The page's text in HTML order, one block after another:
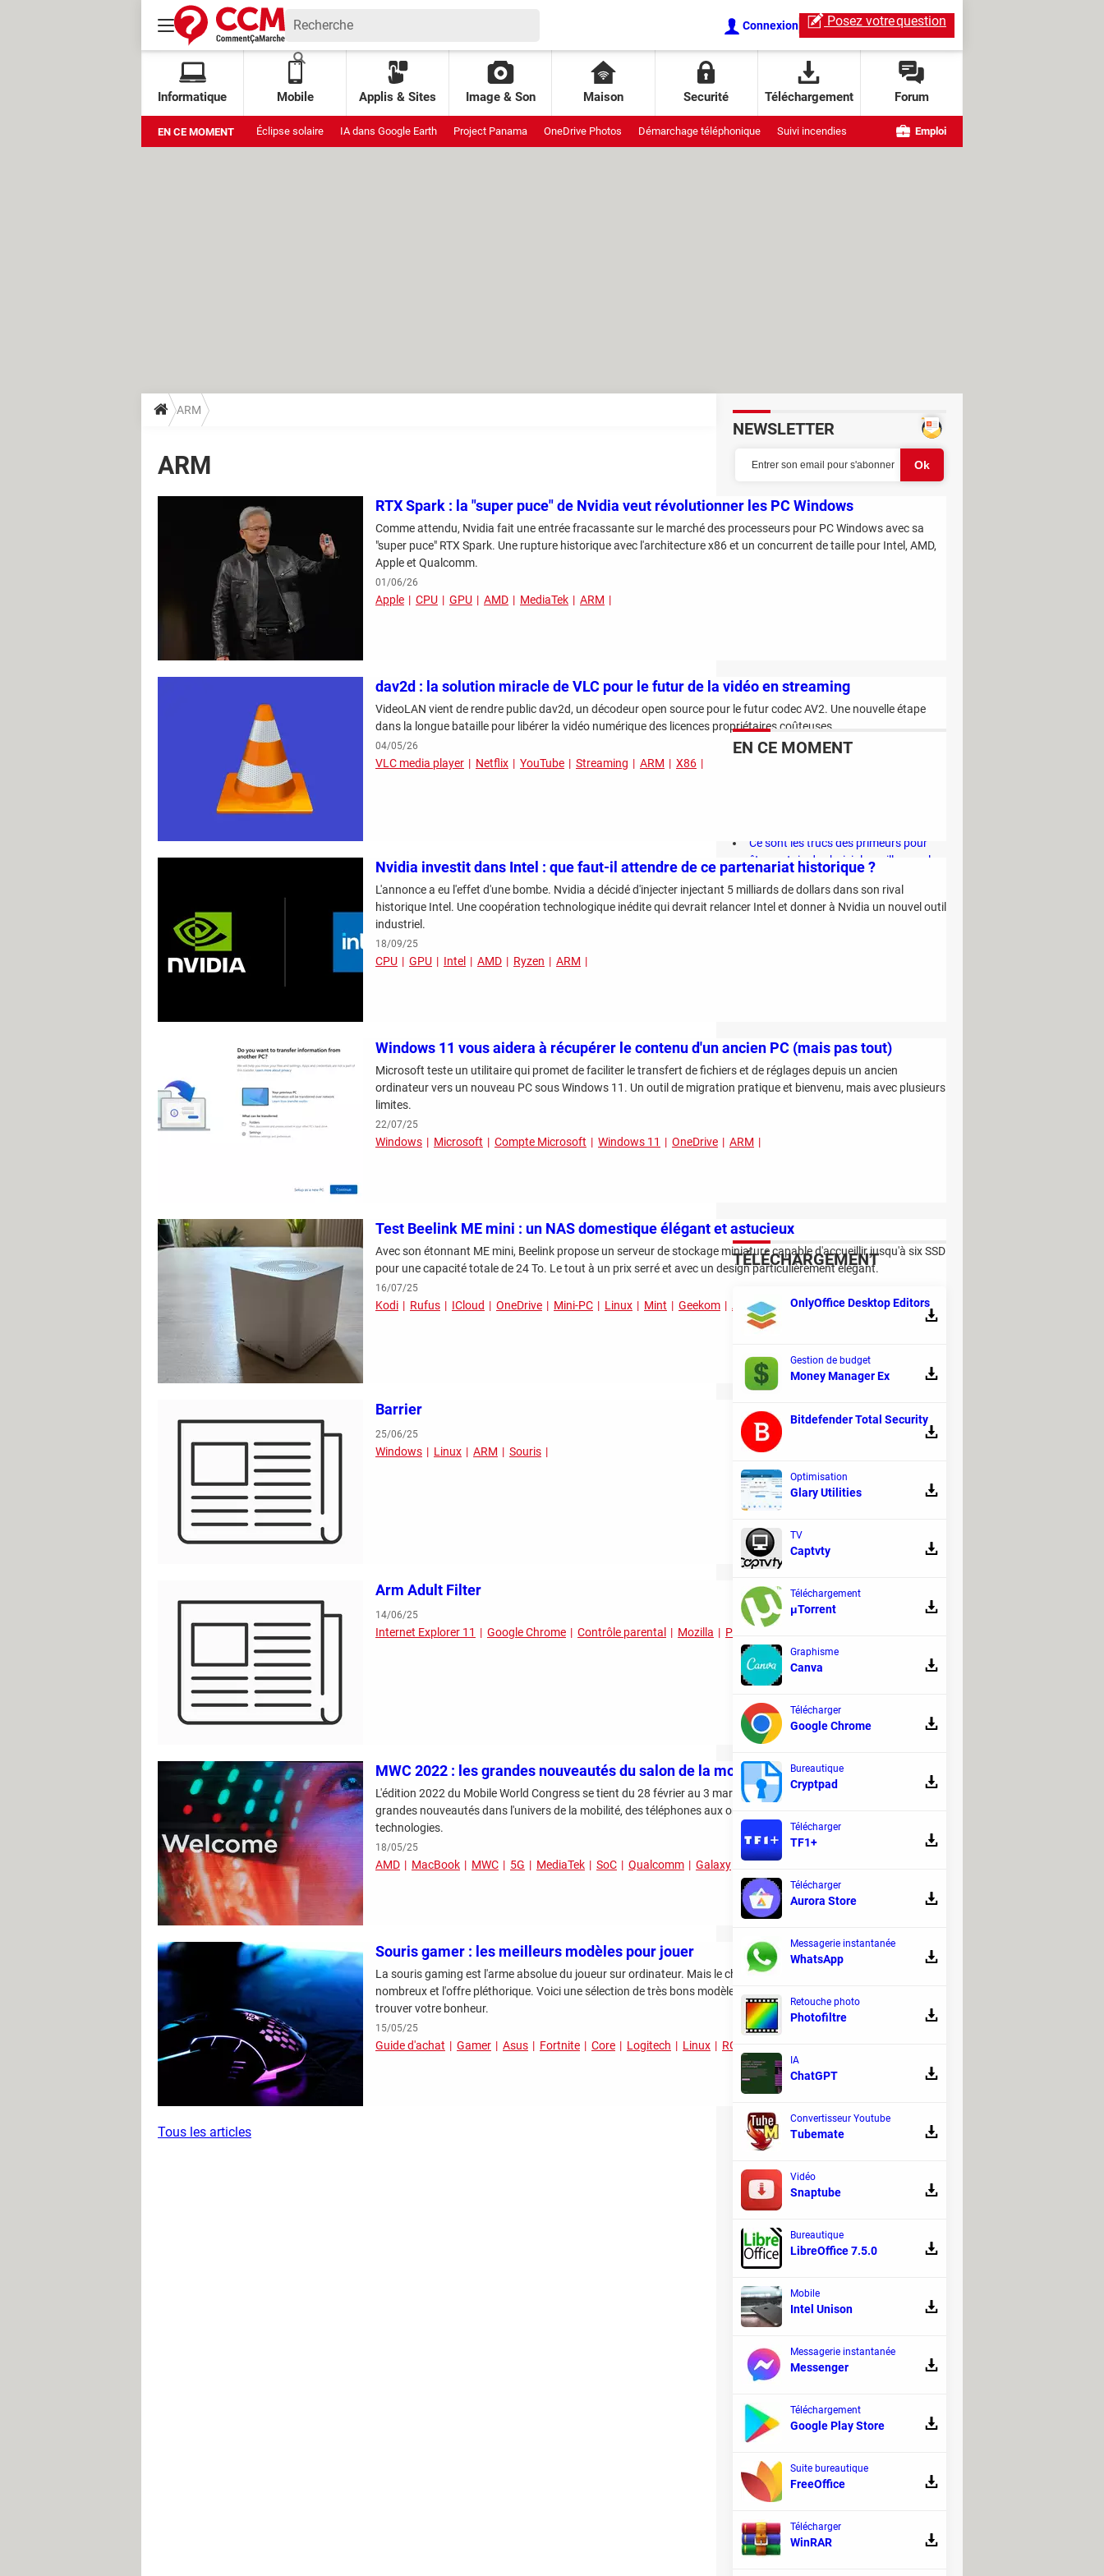
Connexion Posez votrequestion
Informatique Mobile Applis & Sites Image & Son Maison Securité Téléchargement Forum
EN CE MOMENT Éclipse solaire IA dans Google Earth Project Panama OneDrive Photos Démarchage téléphonique Suivi incendies Emploi
ARM
ARM
RTX Spark : la "super puce" de Nvidia veut révolutionner les PC Windows
Comme attendu, Nvidia fait une entrée fracassante sur le marché des processeurs pour PC Windows avec sa
"super puce" RTX Spark. Une rupture historique avec l'architecture x86 et un concurrent de taille pour Intel, AMD,
Apple et Qualcomm.
01/06/26
Apple CPU GPU AMD MediaTek ARM
dav2d : la solution miracle de VLC pour le futur de la vidéo en streaming
VideoLAN vient de rendre public dav2d, un décodeur open source pour le futur codec AV2. Une nouvelle étape
dans la longue bataille pour libérer la vidéo numérique des licences propriétaires coûteuses.
04/05/26
VLC media player Netflix YouTube Streaming ARM X86
Nvidia investit dans Intel : que faut-il attendre de ce partenariat historique ?
L'annonce a eu l'effet d'une bombe. Nvidia a décidé d'injecter injectant 5 milliards de dollars dans son rival
historique Intel. Une coopération technologique inédite qui devrait relancer Intel et donner à Nvidia un nouvel outil
industriel.
18/09/25
CPU GPU Intel AMD Ryzen ARM
Windows 11 vous aidera à récupérer le contenu d'un ancien PC (mais pas tout)
Microsoft teste un utilitaire qui promet de faciliter le transfert de fichiers et de réglages depuis un ancien
ordinateur vers un nouveau PC sous Windows 11. Un outil de migration pratique et bienvenu, mais avec plusieurs
limites.
22/07/25
Windows Microsoft Compte Microsoft Windows 11 OneDrive ARM
Test Beelink ME mini : un NAS domestique élégant et astucieux
Avec son étonnant ME mini, Beelink propose un serveur de stockage miniature capable d'accueillir jusqu'à six SSD
pour une capacité totale de 24 To. Le tout à un prix serré et avec un design particulièrement élégant.
16/07/25
Kodi Rufus ICloud OneDrive Mini-PC Linux Mint Geekom ARM Beelink NAS Souris
Barrier
25/06/25
Windows Linux ARM Souris
Arm Adult Filter
14/06/25
Internet Explorer 11 Google Chrome Contrôle parental Mozilla Pornographie
MWC 2022 : les grandes nouveautés du salon de la mobilité
L'édition 2022 du Mobile World Congress se tient du 28 février au 3 mars à Barcelone. L'occasion de découvrir les
grandes nouveautés dans l'univers de la mobilité, des téléphones aux ordinateurs en passant par les
technologies.
18/05/25
AMD MacBook MWC 5G MediaTek SoC Qualcomm Galaxy ARM Souris
Souris gamer : les meilleurs modèles pour jouer
La souris gaming est l'arme absolue du joueur sur ordinateur. Mais le choix n'est pas simple tant les critères sont
nombreux et l'offre pléthorique. Voici une sélection de très bons modèles assortie de conseils pour vous aider
trouver votre bonheur.
15/05/25
Guide d'achat Gamer Asus Fortnite Core Logitech Linux RGB
Tous les articles
NEWSLETTER
EN CE MOMENT
Ce sont les trucs des primeurs pour
être certain de choisir le meilleur melon
Vous risquez 1500 euros d'amende si
TÉLÉCHARGEMENT
OnlyOffice Desktop Editors
Gestion de budget
Money Manager Ex
Bitdefender Total Security
Optimisation
Glary Utilities
TV
Captvty
Téléchargement
μTorrent
Graphisme
Canva
Télécharger
Google Chrome
Bureautique
Cryptpad
Télécharger
TF1+
Télécharger
Aurora Store
Messagerie instantanée
WhatsApp
Retouche photo
Photofiltre
IA
ChatGPT
Convertisseur Youtube
Tubemate
Vidéo
Snaptube
Bureautique
LibreOffice 7.5.0
Mobile
Intel Unison
Messagerie instantanée
Messenger
Téléchargement
Google Play Store
Suite bureautique
FreeOffice
Télécharger
WinRAR